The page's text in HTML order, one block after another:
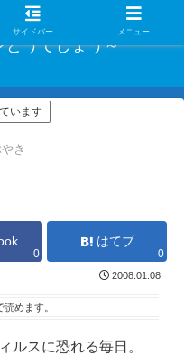
どうでしょう～
います
き
0
はてブ
0
2008.01.08
読めます。
ルスに恐れる毎日。
サイドバー メニュー